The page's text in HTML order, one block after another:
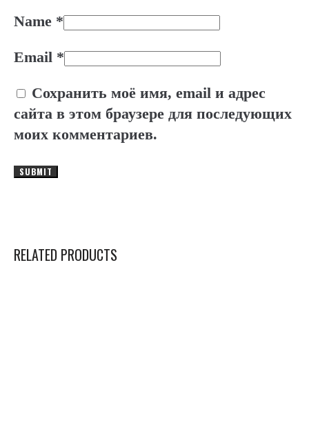
Name *
Email *
Сохранить моё имя, email и адрес
сайта в этом браузере для последующих
моих комментариев.
RELATED PRODUCTS